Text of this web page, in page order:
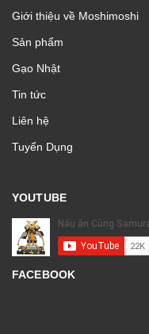
Giới thiệu về Moshimoshi
Sản phẩm
Gạo Nhật
Tin tức
Liên hệ
Tuyển Dụng
YOUTUBE
FACEBOOK